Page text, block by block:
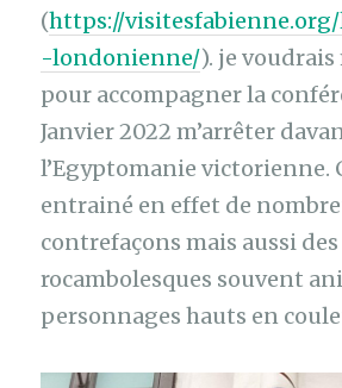
(https://
-londonienne/). je
pour accompagner la
Janvier 2022 m’arrêter
l’Egyptomanie victorienne.
entrainé en effet de
contrefaçons mais aussi
rocambolesques souvent
personnages hauts en